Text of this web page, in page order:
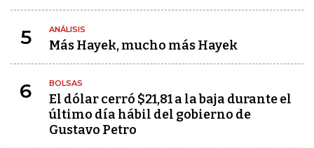
5 ANÁLISIS
Más Hayek, mucho más Hayek
6 BOLSAS
El dólar cerró $21,81 a la baja durante el
último día hábil del gobierno de
Gustavo Petro